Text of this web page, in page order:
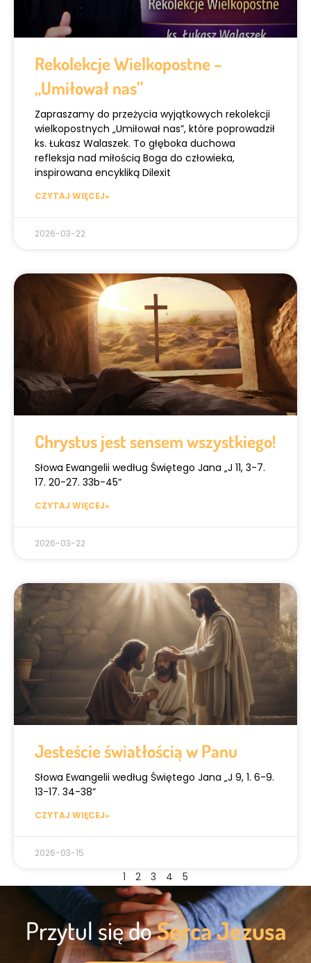
Rekolekcje Wielkopostne –
„Umiłował nas”
Zapraszamy do przeżycia wyjątkowych rekolekcji
wielkopostnych „Umiłował nas”, które poprowadził
ks. Łukasz Walaszek. To głęboka duchowa
refleksja nad miłością Boga do człowieka,
inspirowana encykliką Dilexit
CZYTAJ WIĘCEJ»
2026-03-22
Chrystus jest sensem wszystkiego!
Słowa Ewangelii według Świętego Jana „J 11, 3-7.
17. 20-27. 33b-45”
CZYTAJ WIĘCEJ»
2026-03-22
Jesteście światłością w Panu
Słowa Ewangelii według Świętego Jana „J 9, 1. 6-9.
13-17. 34-38”
CZYTAJ WIĘCEJ»
2026-03-15
1 2 3 4 5
Przytul się doSerca Jezusa